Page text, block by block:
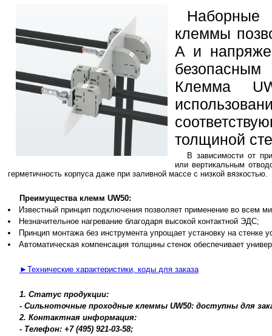
Наборные
клеммы
A и
Клемма
толщиной
В зависимости от
или вертикальным
герметичность корпуса даже при заливной массе с низкой вязкостью.
Преимущества клемм UW50:
Известный принцип подключения позволяет применение во всем
Незначительное нагревание благодаря высокой контактной ЭДС;
Принцип монтажа без инструмента упрощает установку на стенке
Автоматическая компенсация толщины стенок обеспечивает
►Технические характеристики, коды для заказа
1. Статус продукции:
- Cильноточные проходные клеммы UW50: доступны для
2. Контактная информация:
- Телефон: +7 (495) 921-03-58;